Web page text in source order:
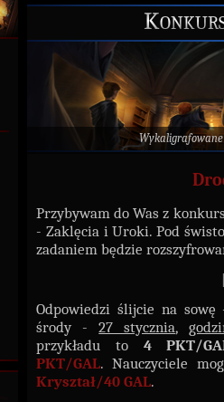
Przybywam do Was z
- Zaklęcia i Uroki. Pod
zadaniem będzie
Odpowiedzi ślijcie na
środy -27 stycznia,
przykładu to 4 PKT/
PKT/GAL. Nauczyciele
Kryształ/40 GAL.